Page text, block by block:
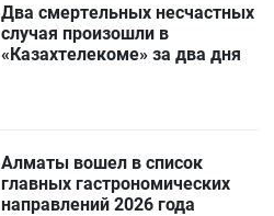
Два смертельных несчастных
случая произошли в
«Казахтелекоме» за два дня
Алматы вошел в список
главных гастрономических
направлений 2026 года